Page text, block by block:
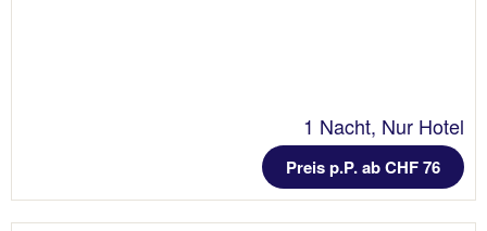
1 Nacht, Nur Hotel
Preis p.P. ab CHF 76